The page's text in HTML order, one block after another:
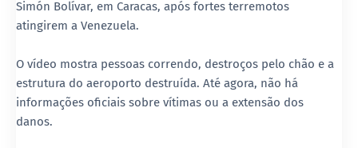
Simón Bolívar, em Caracas, após fortes terremotos
atingirem a Venezuela.
O vídeo mostra pessoas correndo, destroços pelo chão e a
estrutura do aeroporto destruída. Até agora, não há
informações oficiais sobre vítimas ou a extensão dos
danos.